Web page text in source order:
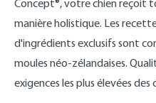
Concept®, votre chien reçoit
manière holistique. Les
d'ingrédients exclusifs sont
moules néo-zélandaises.
exigences les plus élevées